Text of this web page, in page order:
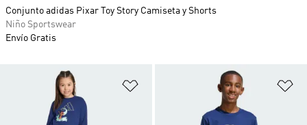
Añadir a la lista de deseos
Conjunto adidas Pixar Toy Story Camiseta y Shorts
Niño Sportswear
Envío Gratis